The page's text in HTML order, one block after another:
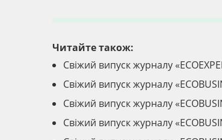
Читайте також:
Свіжий випуск журналу
Свіжий випуск журналу
Свіжий випуск журналу
Свіжий випуск журналу